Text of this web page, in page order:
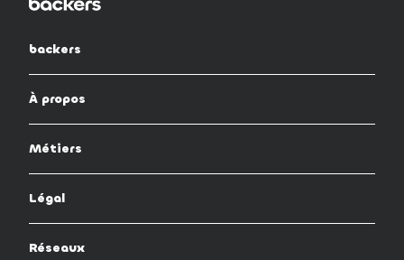
backers
À propos
Métiers
Légal
Réseaux